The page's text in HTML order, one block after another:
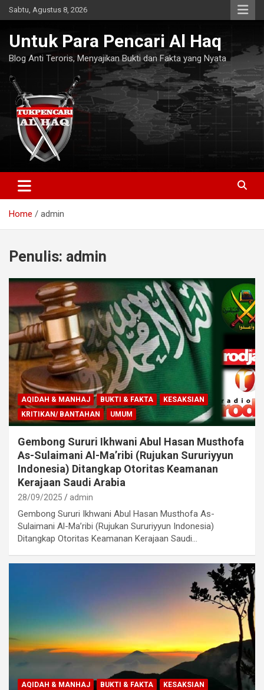
Skip
to
Sabtu, Agustus 8, 2026
Untuk Para Pencari Al Haq
Blog Anti Teroris, Menyajikan Bukti dan Fakta yang Nyata
Home admin
Penulis: admin
AQIDAH & MANHAJ BUKTI & FAKTA
KESAKSIAN
KRITIKAN/ BANTAHAN
UMUM
Gembong Sururi Ikhwani Abul Hasan Musthofa
As-Sulaimani Al-Ma’ribi (Rujukan Sururiyyun
Indonesia) Ditangkap Otoritas Keamanan
Kerajaan Saudi Arabia
28/09/2025 admin
Gembong Sururi Ikhwani Abul Hasan Musthofa As-
Sulaimani Al-Ma’ribi (Rujukan Sururiyyun Indonesia)
Ditangkap Otoritas Keamanan Kerajaan Saudi…
AQIDAH & MANHAJ BUKTI & FAKTA
KESAKSIAN